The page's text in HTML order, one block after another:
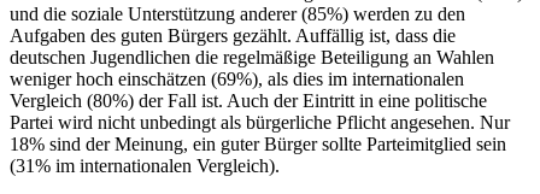
und die soziale Unterstützung anderer (85%) werden zu den
Aufgaben des guten Bürgers gezählt. Auffällig ist, dass die
deutschen Jugendlichen die regelmäßige Beteiligung an Wahlen
weniger hoch einschätzen (69%), als dies im internationalen
Vergleich (80%) der Fall ist. Auch der Eintritt in eine politische
Partei wird nicht unbedingt als bürgerliche Pflicht angesehen. Nur
18% sind der Meinung, ein guter Bürger sollte Parteimitglied sein
(31% im internationalen Vergleich).